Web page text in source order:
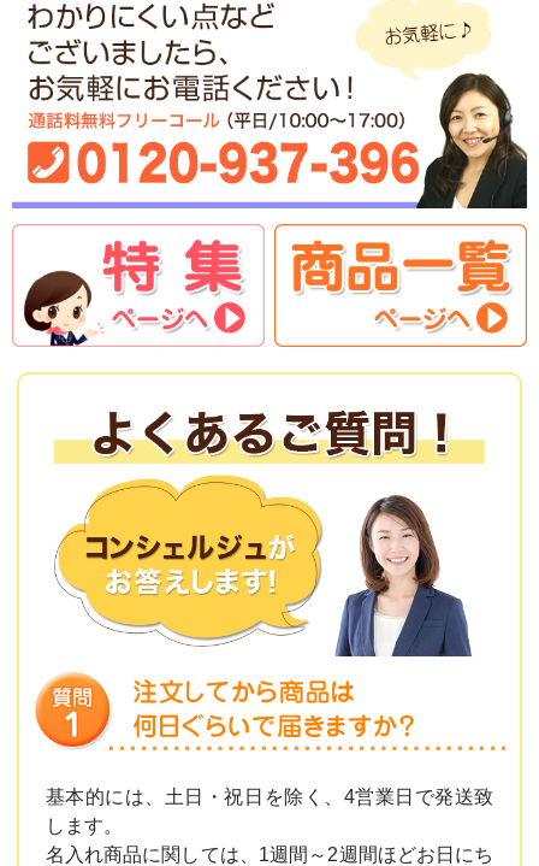
基本的には、土日・祝日を除く、4営業日で発送致
します。
名入れ商品に関しては、1週間～2週間ほどお日にち